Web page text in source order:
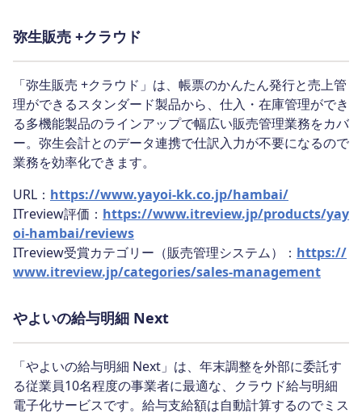
弥生販売 +クラウド
「弥生販売 +クラウド」は、帳票のかんたん発行と売上管
理ができるスタンダード製品から、仕入・在庫管理ができ
る多機能製品のラインアップで幅広い販売管理業務をカバ
ー。弥生会計とのデータ連携で仕訳入力が不要になるので
業務を効率化できます。
URL： https://www.yayoi-kk.co.jp/hambai/
ITreview評価： https://www.itreview.jp/products/yay
oi-hambai/reviews
ITreview受賞カテゴリー（販売管理システム）： https://
www.itreview.jp/categories/sales-management
やよいの給与明細 Next
「やよいの給与明細 Next」は、年末調整を外部に委託す
る従業員10名程度の事業者に最適な、クラウド給与明細
電子化サービスです。給与支給額は自動計算するのでミス